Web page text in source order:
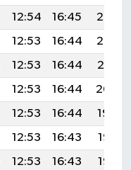
12:54 16:45
20:03
12:53 16:44
20:02
12:53 16:44
20:01
12:53 16:44
20:00
12:53 16:44
19:59
12:53 16:43
19:58
12:53 16:43
19:57